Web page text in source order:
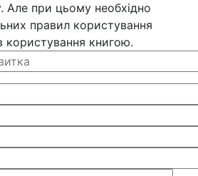
Але при цьому необхідно
правил користування
користування книгою.